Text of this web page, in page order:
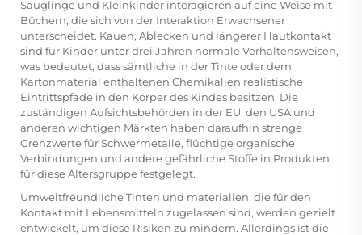
Säuglinge und Kleinkinder interagieren auf eine Weise mit
Büchern, die sich von der Interaktion Erwachsener
unterscheidet. Kauen, Ablecken und längerer Hautkontakt
sind für Kinder unter drei Jahren normale Verhaltensweisen,
was bedeutet, dass sämtliche in der Tinte oder dem
Kartonmaterial enthaltenen Chemikalien realistische
Eintrittspfade in den Körper des Kindes besitzen. Die
zuständigen Aufsichtsbehörden in der EU, den USA und
anderen wichtigen Märkten haben daraufhin strenge
Grenzwerte für Schwermetalle, flüchtige organische
Verbindungen und andere gefährliche Stoffe in Produkten
für diese Altersgruppe festgelegt.
Umweltfreundliche Tinten und materialien, die für den
Kontakt mit Lebensmitteln zugelassen sind, werden gezielt
entwickelt, um diese Risiken zu mindern. Allerdings ist die